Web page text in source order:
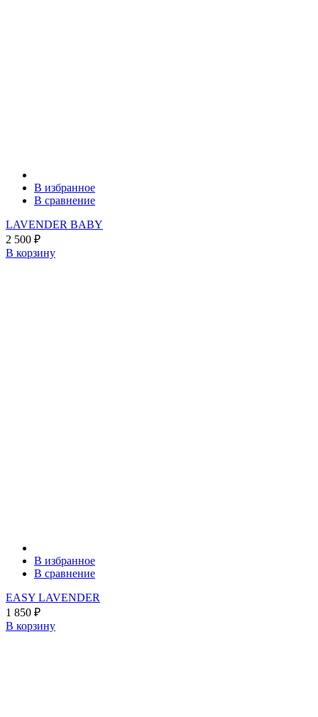
В избранное
В сравнение
LAVENDER BABY
2 500 ₽
В корзину
В избранное
В сравнение
EASY LAVENDER
1 850 ₽
В корзину